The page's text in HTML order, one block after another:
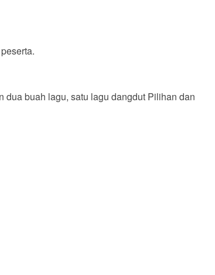
dua buah lagu, satu lagu dangdut Pilihan dan